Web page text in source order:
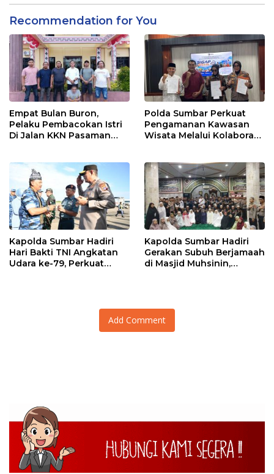
3 Orang Ditetapkan
Tersangka
Recommendation for You
Empat Bulan Buron,
Pelaku Pembacokan Istri
Di Jalan KKN Pasaman
Pasbar Di Provinsi
Sumatera Utara
Polda Sumbar Perkuat
Pengamanan Kawasan
Wisata Melalui Kolaborasi
Kapolda Sumbar Hadiri
Hari Bakti TNI Angkatan
Udara ke-79, Perkuat
Kapolda Sumbar Hadiri
Gerakan Subuh Berjamaah
di Masjid Muhsinin,
Add Comment